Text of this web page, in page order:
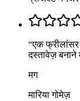
“एक
दस्तावेज़ बनाने
मग
मारिया गोमेज़